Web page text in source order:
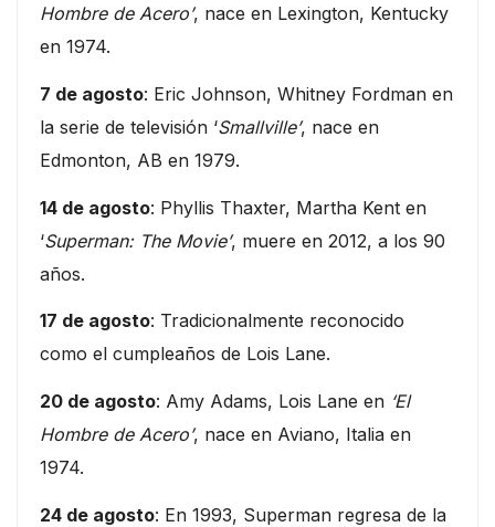
Hombre de Acero’, nace en Lexington, Kentucky
en 1974.
7 de agosto: Eric Johnson, Whitney Fordman en
la serie de televisión ‘Smallville’, nace en
Edmonton, AB en 1979.
14 de agosto: Phyllis Thaxter, Martha Kent en
‘Superman: The Movie’, muere en 2012, a los 90
años.
17 de agosto: Tradicionalmente reconocido
como el cumpleaños de Lois Lane.
20 de agosto: Amy Adams, Lois Lane en ‘El
Hombre de Acero’, nace en Aviano, Italia en
1974.
24 de agosto: En 1993, Superman regresa de la